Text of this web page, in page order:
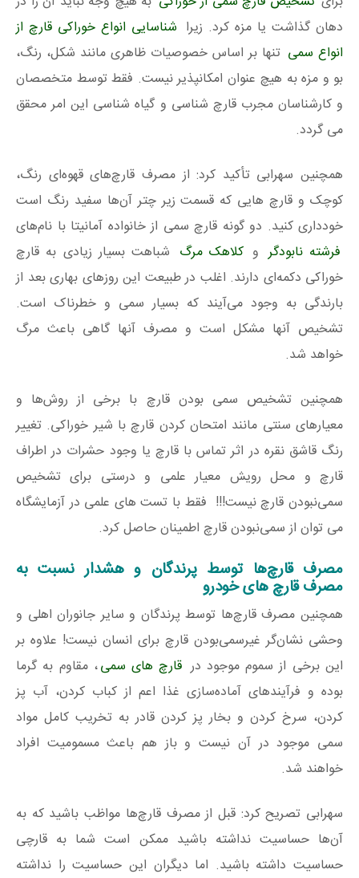
دهان گذاشت یا مزه کرد. زیرا شناسایی انواع خوراکی قارچ از
انواع سمی تنها بر اساس خصوصیات ظاهری مانند شکل، رنگ،
بو و مزه به هیچ عنوان امکانپذیر نیست. فقط توسط متخصصان
و کارشناسان مجرب قارچ شناسی و گیاه شناسی این امر محقق
می گردد.
همچنین سهرابی تأکید کرد: از مصرف قارچ‌های قهوه‌ای رنگ،
کوچک و قارچ‌ هایی که قسمت زیر چتر آن‌ها سفید رنگ است
خودداری کنید. دو گونه قارچ سمی از خانواده آمانیتا با نام‌های
فرشته نابودگر و کلاهک مرگ شباهت بسیار زیادی به قارچ
خوراکی دکمه‌ای دارند. اغلب در طبیعت این روزهای بهاری بعد از
بارندگی به وجود می‌آیند که بسیار سمی و خطرناک است.
تشخیص آنها مشکل است و مصرف آنها گاهی باعث مرگ
خواهد شد.
همچنین تشخیص سمی بودن قارچ با برخی از روش‌ها و
معیارهای سنتی مانند امتحان کردن قارچ با شیر خوراکی. تغییر
رنگ قاشق نقره در اثر تماس با قارچ یا وجود حشرات در اطراف
قارچ و محل رویش معیار علمی و درستی برای تشخیص
سمی‌نبودن قارچ نیست!!! فقط با تست های علمی در آزمایشگاه
می توان از سمی‌نبودن قارچ اطمینان حاصل کرد.
مصرف قارچ‌ها توسط پرندگان و هشدار نسبت به
مصرف قارچ های خودرو
همچنین مصرف قارچ‌ها توسط پرندگان و سایر جانوران اهلی و
وحشی نشان‌گر غیرسمی‌بودن قارچ برای انسان نیست! علاوه بر
این برخی از سموم موجود در قارچ های سمی، مقاوم به گرما
بوده و فرآیند‌های آماده‌سازی غذا اعم از کباب کردن، آب پز
کردن، سرخ کردن و بخار پز کردن قادر به تخریب کامل مواد
سمی موجود در آن نیست و باز هم باعث مسمومیت افراد
خواهند شد.
سهرابی تصریح کرد: قبل از مصرف قارچ‌ها مواظب باشید که به
آن‌ها حساسیت نداشته باشید ممکن است شما به قارچی
حساسیت داشته باشید. اما دیگران این حساسیت را نداشته